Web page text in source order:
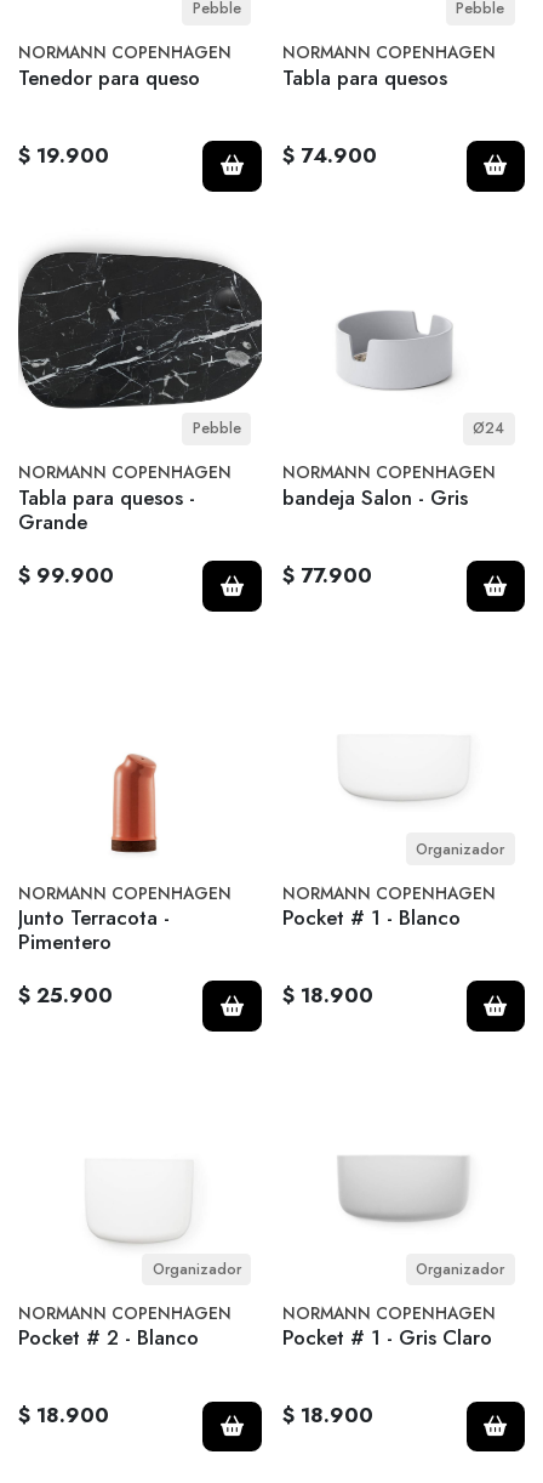
Pebble
NORMANN COPENHAGEN
Tenedor para queso
$ 19.900
Pebble
NORMANN COPENHAGEN
Tabla para quesos
$ 74.900
Pebble
NORMANN COPENHAGEN
Tabla para quesos -
Grande
$ 99.900
Ø24
NORMANN COPENHAGEN
bandeja Salon - Gris
$ 77.900
NORMANN COPENHAGEN
Junto Terracota -
Pimentero
$ 25.900
Organizador
NORMANN COPENHAGEN
Pocket # 1 - Blanco
$ 18.900
Organizador
NORMANN COPENHAGEN
Pocket # 2 - Blanco
$ 18.900
Organizador
NORMANN COPENHAGEN
Pocket # 1 - Gris Claro
$ 18.900